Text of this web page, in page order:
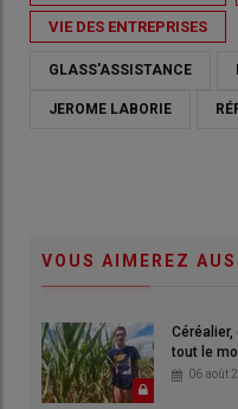
VIE DES ENTREPRISES
GLASS'ASSISTANCE
JEROME LABORIE
VOUS AIMEREZ
tout le
06 août